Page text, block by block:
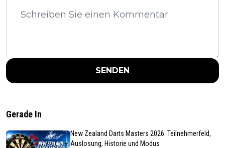
SENDEN
Gerade In
New Zealand Darts Masters 2026: Teilnehmerfeld,
Auslosung, Historie und Modus